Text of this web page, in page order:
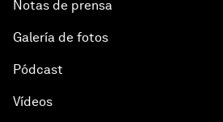
Notas de prensa
Galería de fotos
Pódcast
Vídeos